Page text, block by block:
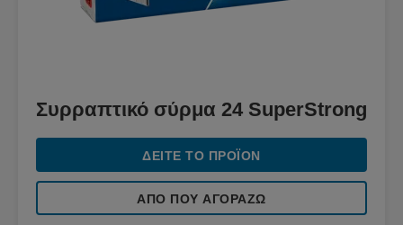
Συρραπτικό σύρμα 24 SuperStrong
ΔΕΊΤΕ ΤΟ ΠΡΟΪΌΝ
ΑΠΌ ΠΟΥ ΑΓΟΡΆΖΩ